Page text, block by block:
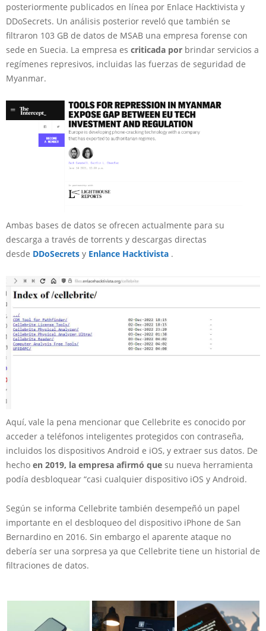
posteriormente publicados en línea por Enlace Hacktivista y
DDoSecrets. Un análisis posterior reveló que también se
filtraron 103 GB de datos de MSAB una empresa forense con
sede en Suecia. La empresa es criticada por brindar servicios a
regímenes represivos, incluidas las fuerzas de seguridad de
Myanmar.
Ambas bases de datos se ofrecen actualmente para su
descarga a través de torrents y descargas directas
desde DDoSecrets y Enlance Hacktivista .
Aquí, vale la pena mencionar que Cellebrite es conocido por
acceder a teléfonos inteligentes protegidos con contraseña,
incluidos los dispositivos Android e iOS, y extraer sus datos. De
hecho en 2019, la empresa afirmó que su nueva herramienta
podía desbloquear “casi cualquier dispositivo iOS y Android.
Según se informa Cellebrite también desempeñó un papel
importante en el desbloqueo del dispositivo iPhone de San
Bernardino en 2016. Sin embargo el aparente ataque no
debería ser una sorpresa ya que Cellebrite tiene un historial de
filtraciones de datos.